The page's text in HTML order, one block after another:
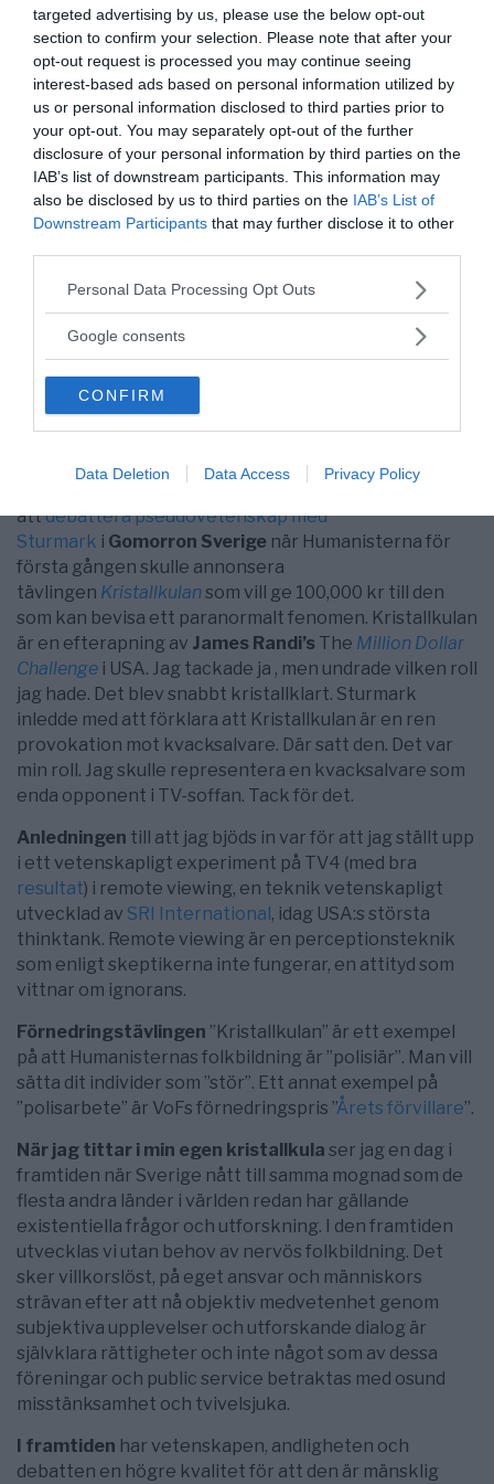
targeted advertising by us, please use the below opt-out
section to confirm your selection. Please note that after your
opt-out request is processed you may continue seeing
interest-based ads based on personal information utilized by
us or personal information disclosed to third parties prior to
your opt-out. You may separately opt-out of the further
disclosure of your personal information by third parties on the
IAB’s list of downstream participants. This information may
also be disclosed by us to third parties on the IAB’s List of
Downstream Participants that may further disclose it to other
Please note that this website/app uses one or more Google
not limited to your visit or usage behaviour. You may click to
use your data for below specified purposes in below Google
consent section.
Personal Data Processing Opt Outs
Google consents
CONFIRM
Data Deletion Data Access Privacy Policy
analyserar löpande. Jag tänker på skeptikerna från
Humanisterna och den opinionsbildande föreningen
Vetenskap och Folkbildning(VoF). Jag drar dem alla
över en kant vilket är en aning orättvist. Härom dagen
tog jag hjälp från VoF:s forum för att snabbt förkasta
en vild ny teori på webben. Det tog en kvart för Ola på
VoF att få fram information som tyder på att teorin
baseras på fel underlag. Voffarna är suveräna på att
hitta misstänka fel i resonemang och teorier. Deras
främsta verktyg är reduktionism, samma teknik
Buddha använde för att bevisa att det inte finns en själ
och ingen Gud.
Förnedring kan bytas ut mot uppskattning
Jag nämnde i ingressen den osynliga
folkbildningshanden i Sverige
Jag fick själv en dos i december 2005. SVT ringde mig
attdebattera pseudovetenskap med
Sturmark i Gomorron Sverige när Humanisterna för
första gången skulle annonsera
tävlingen Kristallkulansom vill ge 100,000 kr till den
som kan bevisa ett paranormalt fenomen. Kristallkulan
är en efterapning av James Randi’s The Million Dollar
Challenge i USA. Jag tackade ja , men undrade vilken roll
jag hade. Det blev snabbt kristallklart. Sturmark
inledde med att förklara att Kristallkulan är en ren
provokation mot kvacksalvare. Där satt den. Det var
min roll. Jag skulle representera en kvacksalvare som
enda opponent i TV-soffan. Tack för det.
Anledningen till att jag bjöds in var för att jag ställt upp
i ett vetenskapligt experiment på TV4 (med bra
resultat) i remote viewing, en teknik vetenskapligt
utvecklad av SRI International , idag USA:s största
thinktank. Remote viewing är en perceptionsteknik
som enligt skeptikerna inte fungerar, en attityd som
vittnar om ignorans.
Förnedringstävlingen ”Kristallkulan” är ett exempel
på att Humanisternas folkbildning är ”polisiär”. Man vill
sätta dit individer som ”stör”. Ett annat exempel på
”polisarbete” är VoFs förnedringspris ”Årets förvillare”.
När jag tittar i min egen kristallkula ser jag en dag i
framtiden när Sverige nått till samma mognad som de
flesta andra länder i världen redan har gällande
existentiella frågor och utforskning. I den framtiden
utvecklas vi utan behov av nervös folkbildning. Det
sker villkorslöst, på eget ansvar och människors
strävan efter att nå objektiv medvetenhet genom
subjektiva upplevelser och utforskande dialog är
självklara rättigheter och inte något som av dessa
föreningar och public service betraktas med osund
misstänksamhet och tvivelsjuka.
I framtiden har vetenskapen, andligheten och
debatten en högre kvalitet för att den är mänsklig